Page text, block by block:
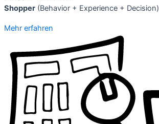
Shopper (Behavior + Experience + Decision)
Mehr erfahren